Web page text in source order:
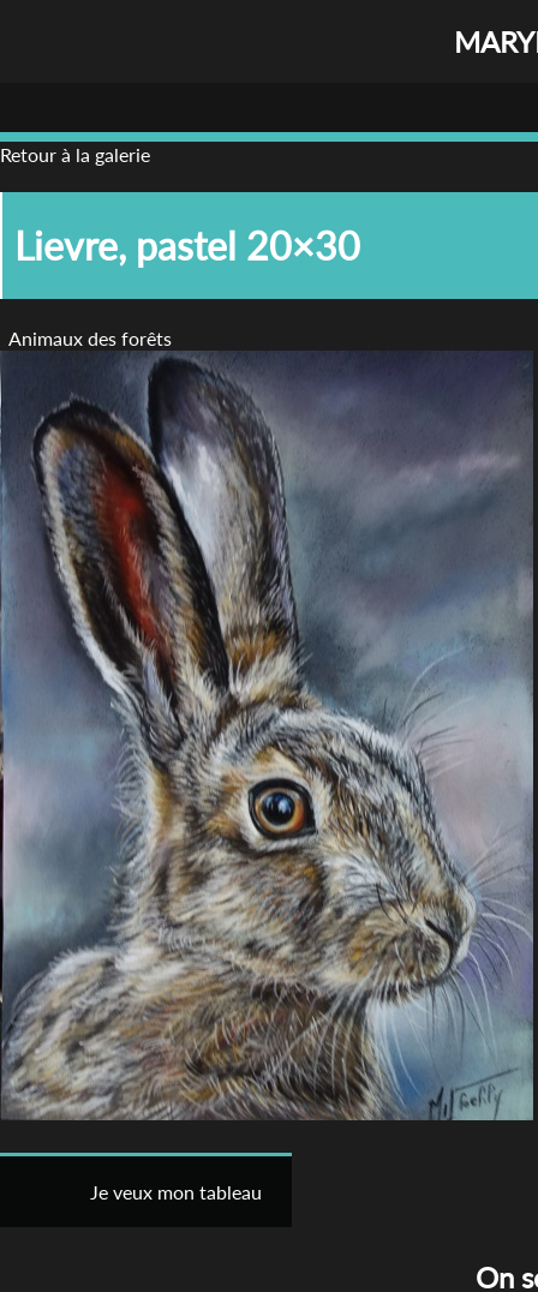
Retour à la galerie
Lievre, pastel 20×30
Animaux des forêts
Je veux mon tableau
On